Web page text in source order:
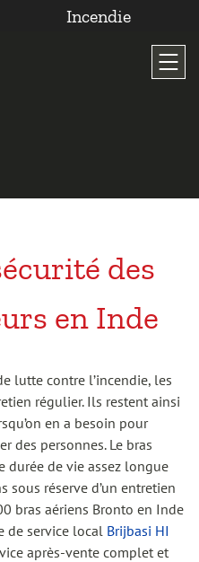
Incendie
des
en Inde
lutte contre l’incendie, les
régulier. Ils restent ainsi
en a besoin pour
des personnes. Le bras
durée de vie assez longue
réserve d’un entretien
bras aériens Bronto en Inde
de service local Brijbasi HI
après-vente complet et